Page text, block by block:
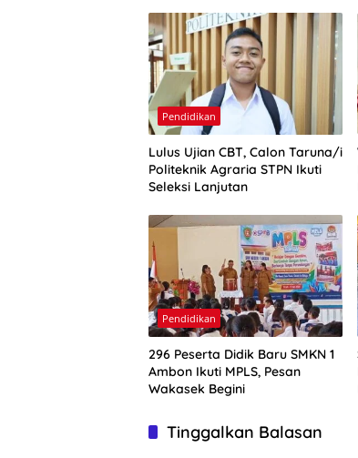
Pendidikan
Lulus Ujian CBT, Calon Taruna/i
Politeknik Agraria STPN Ikuti
Seleksi Lanjutan
Pendidikan
296 Peserta Didik Baru SMKN 1
Ambon Ikuti MPLS, Pesan
Wakasek Begini
Tinggalkan Balasan